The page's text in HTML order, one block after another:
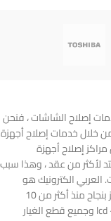
إصلاح الشاشات ، فنحن
خلال خدمات إصلاح أجهزة
إصلاح أجهزة
لأكثر من عقد ، وهذا سبب
الكترونيك هو
مركزمتخصص في خدمة إصلاح الشاشات يعمل المركز بنجاح منذ أكثر من 10
سنوات في مجال إصلاح صيانة شاشات lcd – led- plasma وجميع قطع الغيار